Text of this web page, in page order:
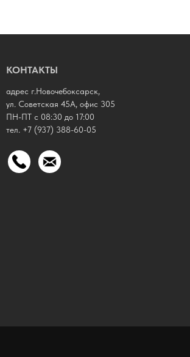
КОНТАКТЫ
адрес г.Новочебоксарск,
ул. Советская 45А, офис 305
ПН-ПТ с 08:30 до 17:00
тел. +7 (937) 388-60-05